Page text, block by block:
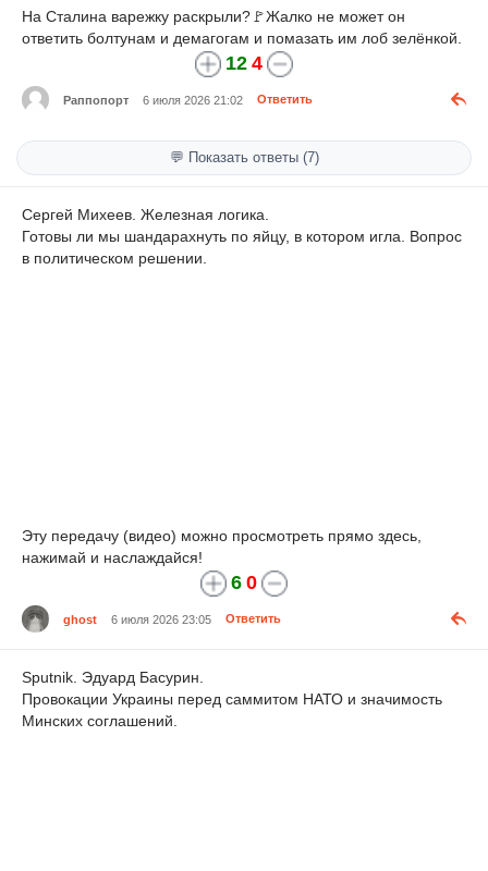
На Сталина варежку раскрыли?🚩Жалко не может он
ответить болтунам и демагогам и помазать им лоб зелёнкой.
12 4
Раппопорт 6 июля 2026 21:02 Ответить
💬 Показать ответы (7)
Сергей Михеев. Железная логика.
Готовы ли мы шандарахнуть по яйцу, в котором игла. Вопрос
в политическом решении.
Эту передачу (видео) можно просмотреть прямо здесь,
нажимай и наслаждайся!
6 0
ghost 6 июля 2026 23:05 Ответить
Sputnik. Эдуард Басурин.
Провокации Украины перед саммитом НАТО и значимость
Минских соглашений.